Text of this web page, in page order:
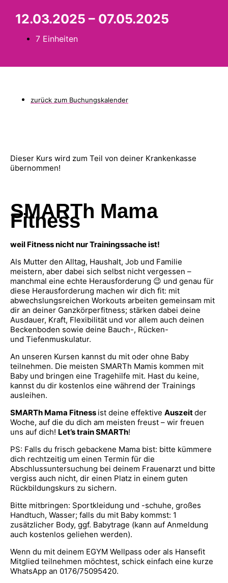
12.03.2025 – 07.05.2025
7 Einheiten
zurück zum Buchungskalender
Dieser Kurs wird zum Teil von deiner Krankenkasse
übernommen!
SMARTh Mama
Fitness
weil Fitness nicht nur Trainingssache ist!
Als Mutter den Alltag, Haushalt, Job und Familie
meistern, aber dabei sich selbst nicht vergessen –
manchmal eine echte Herausforderung 😉 und genau für
diese Herausforderung machen wir dich fit: mit
abwechslungsreichen Workouts arbeiten gemeinsam mit
dir an deiner Ganzkörperfitness; stärken dabei deine
Ausdauer, Kraft, Flexibilität und vor allem auch deinen
Beckenboden sowie deine Bauch-, Rücken-
und Tiefenmuskulatur.
An unseren Kursen kannst du mit oder ohne Baby
teilnehmen. Die meisten SMARTh Mamis kommen mit
Baby und bringen eine Tragehilfe mit. Hast du keine,
kannst du dir kostenlos eine während der Trainings
ausleihen.
SMARTh Mama Fitness ist deine effektive Auszeitder
Woche, auf die du dich am meisten freust – wir freuen
uns auf dich! Let’s train SMARTh!
PS: Falls du frisch gebackene Mama bist: bitte kümmere
dich rechtzeitig um einen Termin für die
Abschlussuntersuchung bei deinem Frauenarzt und bitte
vergiss auch nicht, dir einen Platz in einem guten
Rückbildungskurs zu sichern.
Bitte mitbringen: Sportkleidung und -schuhe, großes
Handtuch, Wasser; falls du mit Baby kommst: 1
zusätzlicher Body, ggf. Babytrage (kann auf Anmeldung
auch kostenlos geliehen werden).
Wenn du mit deinem EGYM Wellpass oder als Hansefit
Mitglied teilnehmen möchtest, schick einfach eine kurze
WhatsApp an 0176/75095420.